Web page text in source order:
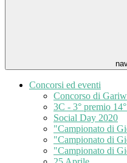
Concorsi ed eventi
Concorso di
3C - 3° premio
Social Day 2020
"Campionato di
"Campionato di
"Campionato di